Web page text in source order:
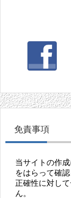
免責事項
当サイトの作
をはらって確
正確性に対し
ん。